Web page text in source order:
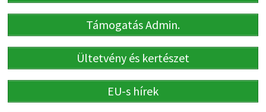
Támogatás Admin.
Ültetvény és kertészet
EU-s hírek